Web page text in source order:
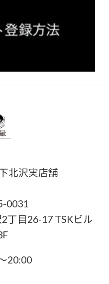
北沢実店舗
0031
丁目26-17 TSKビル
20:00